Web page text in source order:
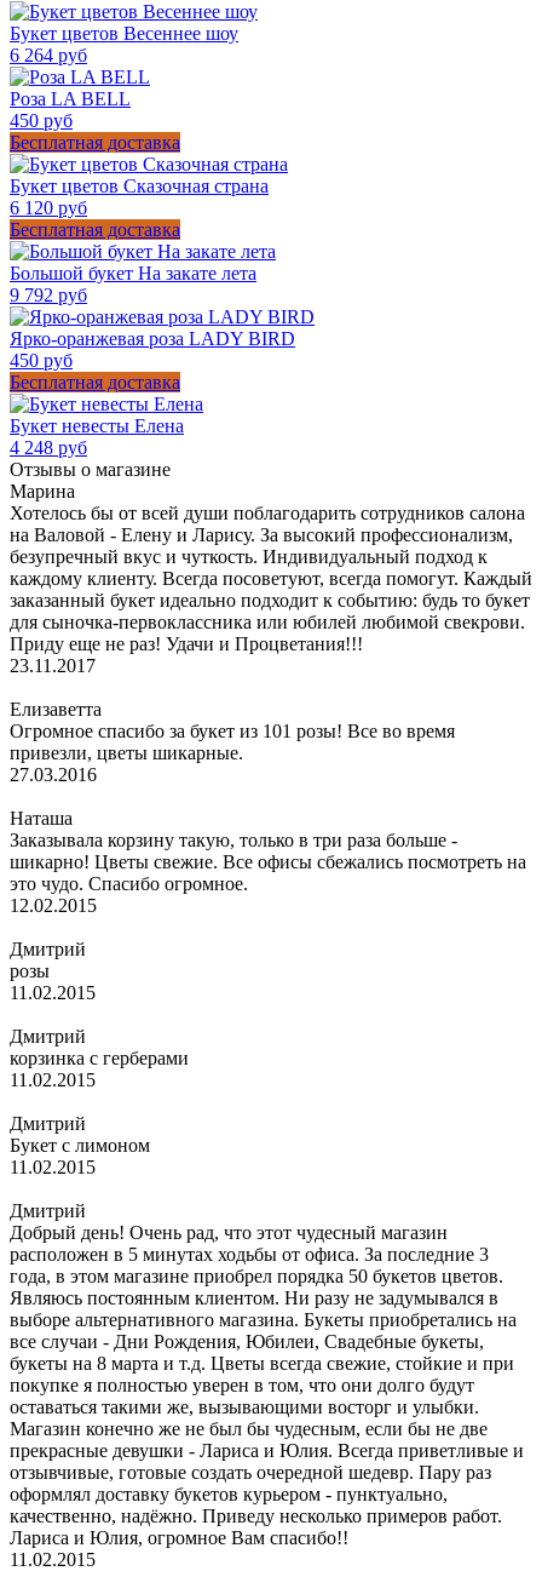
Букет цветов Весеннее шоу
6 264 руб
Роза LA BELL
450 руб
Бесплатная доставка
Букет цветов Сказочная страна
6 120 руб
Бесплатная доставка
Большой букет На закате лета
9 792 руб
Ярко-оранжевая роза LADY BIRD
450 руб
Бесплатная доставка
Букет невесты Елена
4 248 руб
Отзывы о магазине
Марина
Хотелось бы от всей души поблагодарить сотрудников салона
на Валовой - Елену и Ларису. За высокий профессионализм,
безупречный вкус и чуткость. Индивидуальный подход к
каждому клиенту. Всегда посоветуют, всегда помогут. Каждый
заказанный букет идеально подходит к событию: будь то букет
для сыночка-первоклассника или юбилей любимой свекрови.
Приду еще не раз! Удачи и Процветания!!!
23.11.2017
Елизаветта
Огромное спасибо за букет из 101 розы! Все во время
привезли, цветы шикарные.
27.03.2016
Наташа
Заказывала корзину такую, только в три раза больше -
шикарно! Цветы свежие. Все офисы сбежались посмотреть на
это чудо. Спасибо огромное.
12.02.2015
Дмитрий
розы
11.02.2015
Дмитрий
корзинка с герберами
11.02.2015
Дмитрий
Букет с лимоном
11.02.2015
Дмитрий
Добрый день! Очень рад, что этот чудесный магазин
расположен в 5 минутах ходьбы от офиса. За последние 3
года, в этом магазине приобрел порядка 50 букетов цветов.
Являюсь постоянным клиентом. Ни разу не задумывался в
выборе альтернативного магазина. Букеты приобретались на
все случаи - Дни Рождения, Юбилеи, Свадебные букеты,
букеты на 8 марта и т.д. Цветы всегда свежие, стойкие и при
покупке я полностью уверен в том, что они долго будут
оставаться такими же, вызывающими восторг и улыбки.
Магазин конечно же не был бы чудесным, если бы не две
прекрасные девушки - Лариса и Юлия. Всегда приветливые и
отзывчивые, готовые создать очередной шедевр. Пару раз
оформлял доставку букетов курьером - пунктуально,
качественно, надёжно. Приведу несколько примеров работ.
Лариса и Юлия, огромное Вам спасибо!!
11.02.2015